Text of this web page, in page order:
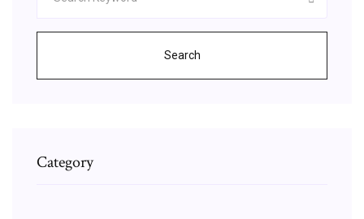
Search
Category